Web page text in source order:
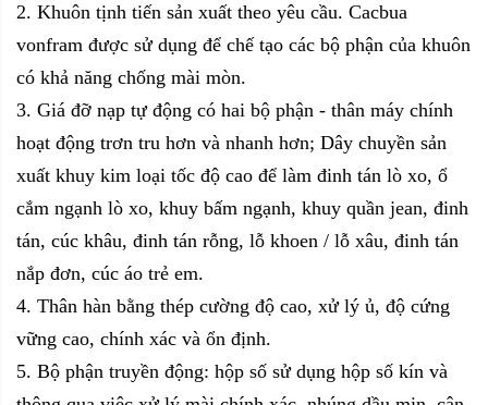
2. Khuôn tịnh tiến sản xuất theo yêu cầu. Cacbua
vonfram được sử dụng để chế tạo các bộ phận của khuôn
có khả năng chống mài mòn.
3. Giá đỡ nạp tự động có hai bộ phận - thân máy chính
hoạt động trơn tru hơn và nhanh hơn; Dây chuyền sản
xuất khuy kim loại tốc độ cao để làm đinh tán lò xo, ổ
cắm ngạnh lò xo, khuy bấm ngạnh, khuy quần jean, đinh
tán, cúc khâu, đinh tán rỗng, lỗ khoen / lỗ xâu, đinh tán
nắp đơn, cúc áo trẻ em.
4. Thân hàn bằng thép cường độ cao, xử lý ủ, độ cứng
vững cao, chính xác và ổn định.
5. Bộ phận truyền động: hộp số sử dụng hộp số kín và